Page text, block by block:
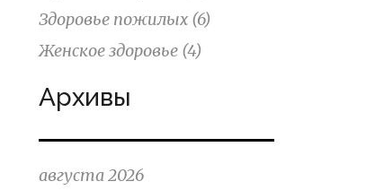
Здоровье пожилых (6)
Женское здоровье (4)
Архивы
августа 2026